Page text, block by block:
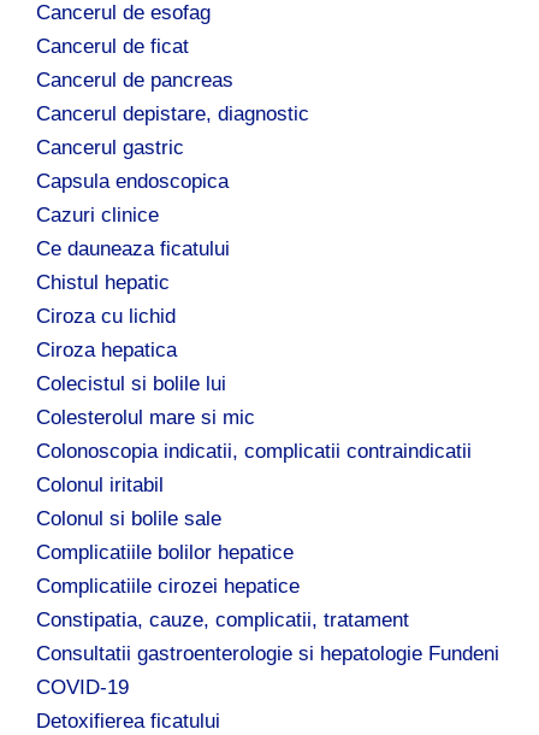
Cancerul de esofag
Cancerul de ficat
Cancerul de pancreas
Cancerul depistare, diagnostic
Cancerul gastric
Capsula endoscopica
Cazuri clinice
Ce dauneaza ficatului
Chistul hepatic
Ciroza cu lichid
Ciroza hepatica
Colecistul si bolile lui
Colesterolul mare si mic
Colonoscopia indicatii, complicatii contraindicatii
Colonul iritabil
Colonul si bolile sale
Complicatiile bolilor hepatice
Complicatiile cirozei hepatice
Constipatia, cauze, complicatii, tratament
Consultatii gastroenterologie si hepatologie Fundeni
COVID-19
Detoxifierea ficatului